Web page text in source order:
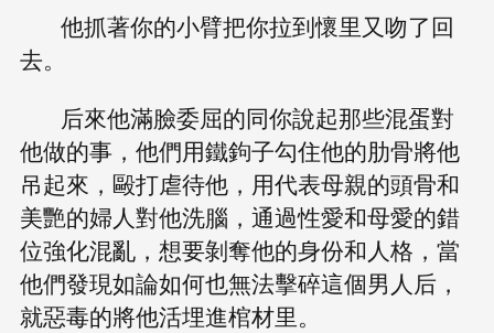
他抓著你的小臂把你拉到懷里又吻了回
去。
后來他滿臉委屈的同你說起那些混蛋對
他做的事，他們用鐵鉤子勾住他的肋骨將他
吊起來，毆打虐待他，用代表母親的頭骨和
美艷的婦人對他洗腦，通過性愛和母愛的錯
位強化混亂，想要剝奪他的身份和人格，當
他們發現如論如何也無法擊碎這個男人后，
就惡毒的將他活埋進棺材里。